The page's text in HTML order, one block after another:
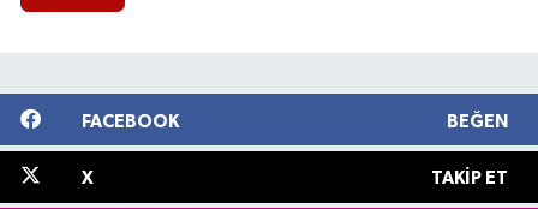
FACEBOOK BEĞEN
X TAKIP ET